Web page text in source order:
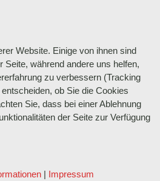
Website. Einige von ihnen sind
Seite, während andere uns helfen,
zu verbessern (Tracking
ob Sie die Cookies
Sie, dass bei einer Ablehnung
der Seite zur Verfügung
| Impressum